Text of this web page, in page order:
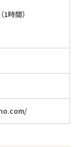
時間）